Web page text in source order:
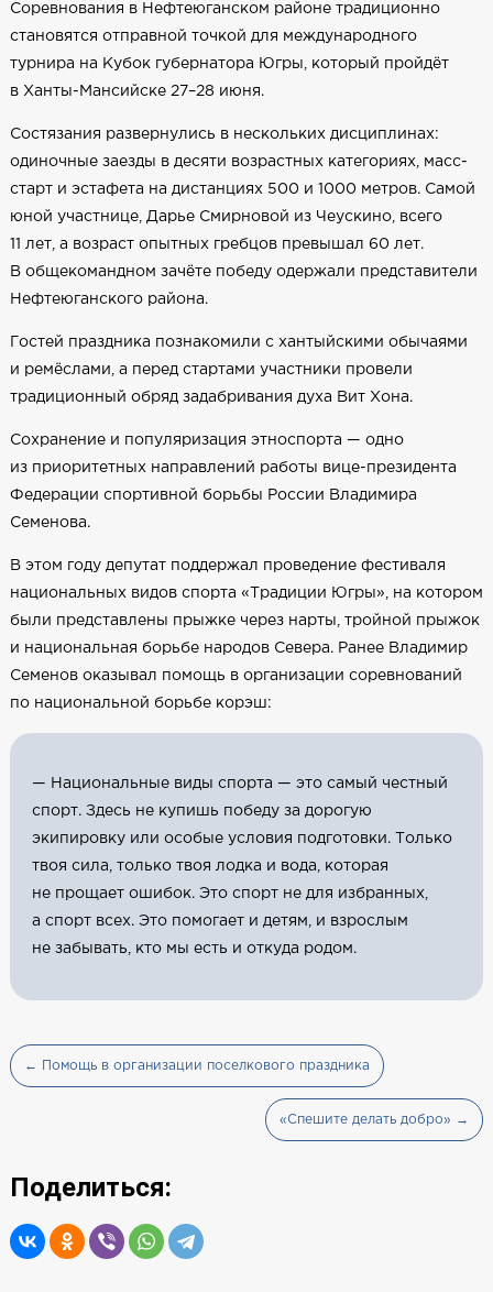
Соревнования в Нефтеюганском районе традиционно
становятся отправной точкой для международного
турнира на Кубок губернатора Югры, который пройдёт
в Ханты-Мансийске 27–28 июня.
Состязания развернулись в нескольких дисциплинах:
одиночные заезды в десяти возрастных категориях, масс-
старт и эстафета на дистанциях 500 и 1000 метров. Самой
юной участнице, Дарье Смирновой из Чеускино, всего
11 лет, а возраст опытных гребцов превышал 60 лет.
В общекомандном зачёте победу одержали представители
Нефтеюганского района.
Гостей праздника познакомили с хантыйскими обычаями
и ремёслами, а перед стартами участники провели
традиционный обряд задабривания духа Вит Хона.
Сохранение и популяризация этноспорта — одно
из приоритетных направлений работы вице-президента
Федерации спортивной борьбы России Владимира
Семенова.
В этом году депутат поддержал проведение фестиваля
национальных видов спорта «Традиции Югры», на котором
были представлены прыжке через нарты, тройной прыжок
и национальная борьбе народов Севера. Ранее Владимир
Семенов оказывал помощь в организации соревнований
по национальной борьбе корэш:
— Национальные виды спорта — это самый честный
спорт. Здесь не купишь победу за дорогую
экипировку или особые условия подготовки. Только
твоя сила, только твоя лодка и вода, которая
не прощает ошибок. Это спорт не для избранных,
а спорт всех. Это помогает и детям, и взрослым
не забывать, кто мы есть и откуда родом.
← Помощь в организации поселкового праздника
«Спешите делать добро» →
Поделиться: